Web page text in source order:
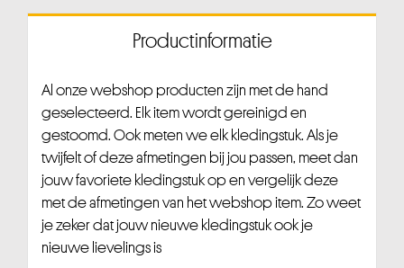
Productinformatie
Al onze webshop producten zijn met de hand
geselecteerd. Elk item wordt gereinigd en
gestoomd. Ook meten we elk kledingstuk. Als je
twijfelt of deze afmetingen bij jou passen, meet dan
jouw favoriete kledingstuk op en vergelijk deze
met de afmetingen van het webshop item. Zo weet
je zeker dat jouw nieuwe kledingstuk ook je
nieuwe lievelings is